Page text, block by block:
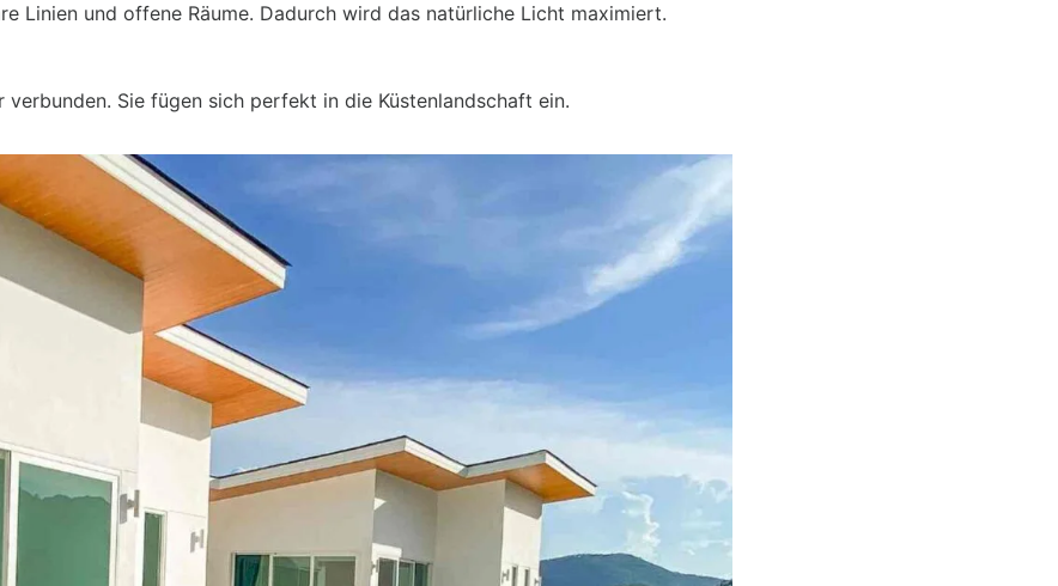
Linien und offene Räume. Dadurch wird das natürliche Licht maximiert.
Sie fügen sich perfekt in die Küstenlandschaft ein.